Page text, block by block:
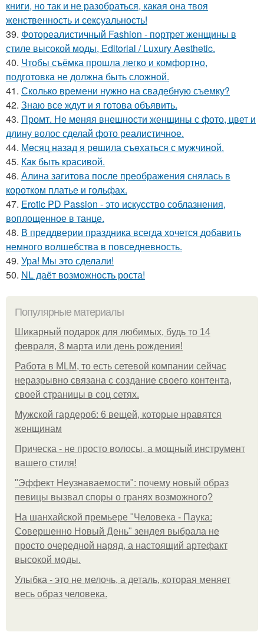
книги, но так и не разобраться, какая она твоя
женственность и сексуальность!
39. Фотореалистичный Fashion - портрет женщины в
стиле высокой моды, Editorial / Luxury Aesthetic.
40. Чтобы съёмка прошла легко и комфортно,
подготовка не должна быть сложной.
41. Сколько времени нужно на свадебную съемку?
42. Знаю все ждут и я готова объявить.
43. Промт. Не меняя внешности женщины с фото, цвет и
длину волос сделай фото реалистичное.
44. Мeсяц назад я рeшила съeхаться с мужчиной.
45. Как быть красивой.
46. Алина загитова после преображения снялась в
коротком платье и гольфах.
47. Erotic PD Passion - это искусство соблазнения,
воплощенное в танце.
48. В преддверии праздника всегда хочется добавить
немного волшебства в повседневность.
49. Ура! Мы это сделали!
50. NL даёт возможность роста!
Популярные материалы
Шикарный подарок для любимых, будь то 14
февраля, 8 марта или день рождения!
Работа в MLM, то есть сетевой компании сейчас
неразрывно связана с создание своего контента,
своей страницы в соц сетях.
Мужской гардероб: 6 вещей, которые нравятся
женщинам
Прическа - не просто волосы, а мощный инструмент
вашего стиля!
"Эффект Неузнаваемости": почему новый образ
певицы вызвал споры о гранях возможного?
На шанхайской премьере "Человека - Паука:
Совершенно Новый День" зендея выбрала не
просто очередной наряд, а настоящий артефакт
высокой моды.
Улыбка - это не мелочь, а деталь, которая меняет
весь образ человека.